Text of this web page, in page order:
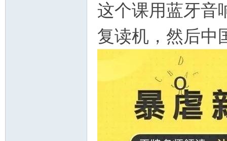
这个课用蓝牙音
复读机，然后中